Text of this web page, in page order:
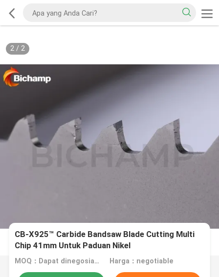
2/ 2
CB-X925™ Carbide Bandsaw Blade Cutting Multi
Chip 41mm Untuk Paduan Nikel
MOQ：Dapat dinegosiasikan Harga：negotiable